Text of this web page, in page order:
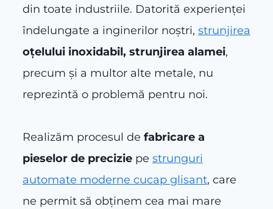
din toate industriile. Datorită experienței
îndelungate a inginerilor noștri, strunjirea
oțelului inoxidabil, strunjirea alamei,
precum și a multor alte metale, nu
reprezintă o problemă pentru noi.
Realizăm procesul de fabricare a
pieselor de precizie pe strunguri
automate moderne cucap glisant, care
ne permit să obținem cea mai mare